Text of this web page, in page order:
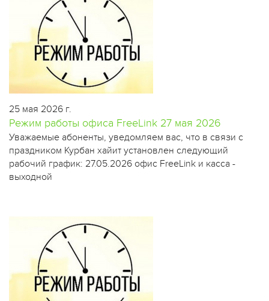
25 мая 2026 г.
Режим работы офиса FreeLink 27 мая 2026
​Уважаемые абоненты, уведомляем вас, что в связи с
праздником Курбан хайит установлен следующий
рабочий график: 27.05.2026 офис FreeLink и касса -
выходной